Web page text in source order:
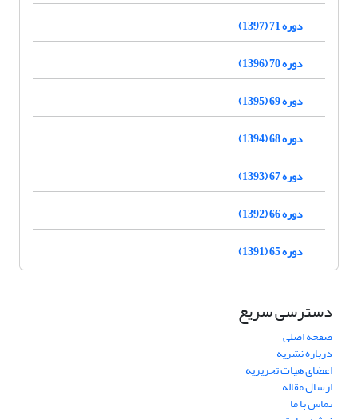
دوره 71 (1397)
دوره 70 (1396)
دوره 69 (1395)
دوره 68 (1394)
دوره 67 (1393)
دوره 66 (1392)
دوره 65 (1391)
دسترسی سریع
صفحه اصلی
درباره نشریه
اعضای هیات تحریریه
ارسال مقاله
تماس با ما